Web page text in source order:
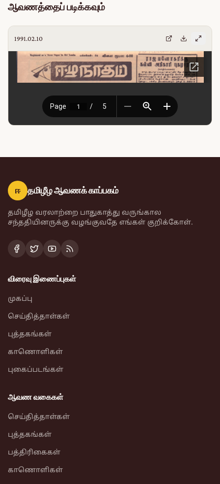
ஆவணத்தைப் படிக்கவும்
1991.02.10
ஈ தமிழீழ ஆவணக் காப்பகம்
தமிழீழ வரலாற்றை பாதுகாத்து வருங்கால
சந்ததியினருக்கு வழங்குவதே எங்கள் குறிக்கோள்.
விரைவு இணைப்புகள்
முகப்பு
செய்தித்தாள்கள்
புத்தகங்கள்
காணொளிகள்
புகைப்படங்கள்
ஆவண வகைகள்
செய்தித்தாள்கள்
புத்தகங்கள்
பத்திரிகைகள்
காணொளிகள்